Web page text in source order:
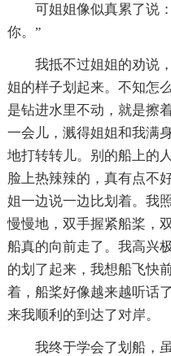
可姐姐像似真累了说
你。”
我抵不过姐姐的劝说
姐的样子划起来。不知怎
是钻进水里不动，就是擦
一会儿，溅得姐姐和我满
地打转转儿。别的船上的
脸上热辣辣的，真有点不
姐一边说一边比划着。我
慢慢地，双手握紧船桨，
船真的向前走了。我高兴
的划了起来，我想船飞快
着，船桨好像越来越听话
来我顺利的到达了对岸。
我终于学会了划船，